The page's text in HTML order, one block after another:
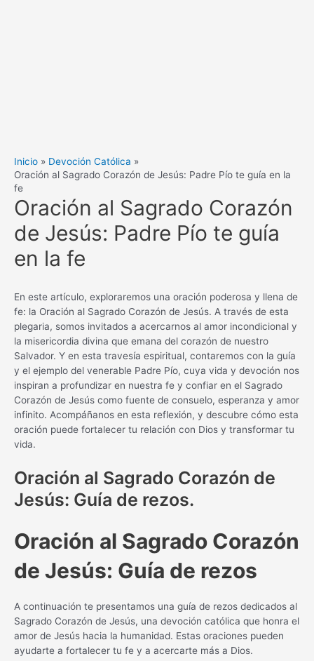
Inicio
Devoción Católica
Oración al Sagrado Corazón de Jesús: Padre Pío te guía en la
fe
Oración al Sagrado Corazón
de Jesús: Padre Pío te guía
en la fe
En este artículo, exploraremos una oración poderosa y llena de
fe: la Oración al Sagrado Corazón de Jesús. A través de esta
plegaria, somos invitados a acercarnos al amor incondicional y
la misericordia divina que emana del corazón de nuestro
Salvador. Y en esta travesía espiritual, contaremos con la guía
y el ejemplo del venerable Padre Pío, cuya vida y devoción nos
inspiran a profundizar en nuestra fe y confiar en el Sagrado
Corazón de Jesús como fuente de consuelo, esperanza y amor
infinito. Acompáñanos en esta reflexión, y descubre cómo esta
oración puede fortalecer tu relación con Dios y transformar tu
vida.
Oración al Sagrado Corazón de
Jesús: Guía de rezos.
Oración al Sagrado Corazón
de Jesús: Guía de rezos
A continuación te presentamos una guía de rezos dedicados al
Sagrado Corazón de Jesús, una devoción católica que honra el
amor de Jesús hacia la humanidad. Estas oraciones pueden
ayudarte a fortalecer tu fe y a acercarte más a Dios.